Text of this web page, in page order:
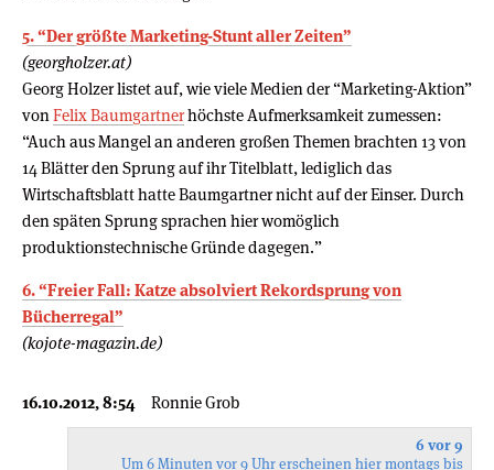
5. “Der größte Marketing-Stunt aller Zeiten”
(georgholzer.at)
Georg Holzer listet auf, wie viele Medien der “Marketing-Aktion”
vonFelix Baumgartnerhöchste Aufmerksamkeit zumessen:
“Auch aus Mangel an anderen großen Themen brachten 13 von
14 Blätter den Sprung auf ihr Titelblatt, lediglich das
Wirtschaftsblatt hatte Baumgartner nicht auf der Einser. Durch
den späten Sprung sprachen hier womöglich
produktionstechnische Gründe dagegen.”
6. “Freier Fall: Katze absolviert Rekordsprung von
Bücherregal”
(kojote-magazin.de)
16.10.2012, 8:54 Ronnie Grob
6 vor 9
Um 6 Minuten vor 9 Uhr erscheinen hier montags bis